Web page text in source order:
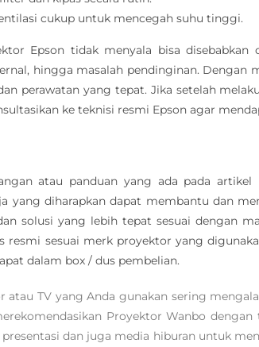
cukup untuk mencegah suhu tinggi.
Epson tidak menyala bisa
hingga masalah pendinginan. Dengan
perawatan yang tepat. Jika setelah
ke teknisi resmi Epson agar
atau panduan yang ada pada
yang diharapkan dapat membantu dan
solusi yang lebih tepat sesuai dengan
resmi sesuai merk proyektor yang
dalam box / dus pembelian.
atau TV yang Anda gunakan sering
Proyektor Wanbo
dan juga media hiburan untuk